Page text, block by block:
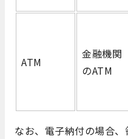
ATM
金融機関
のATM
なお、電子納付の場合